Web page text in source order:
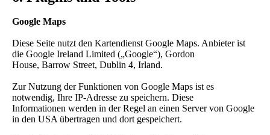
Google Maps
Diese Seite nutzt den Kartendienst Google Maps. Anbieter ist
die Google Ireland Limited („Google“), Gordon
House, Barrow Street, Dublin 4, Irland.
Zur Nutzung der Funktionen von Google Maps ist es
notwendig, Ihre IP-Adresse zu speichern. Diese
Informationen werden in der Regel an einen Server von Google
in den USA übertragen und dort gespeichert.